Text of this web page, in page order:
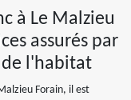
à Le Malzieu
assurés par
de l'habitat
Forain, il est